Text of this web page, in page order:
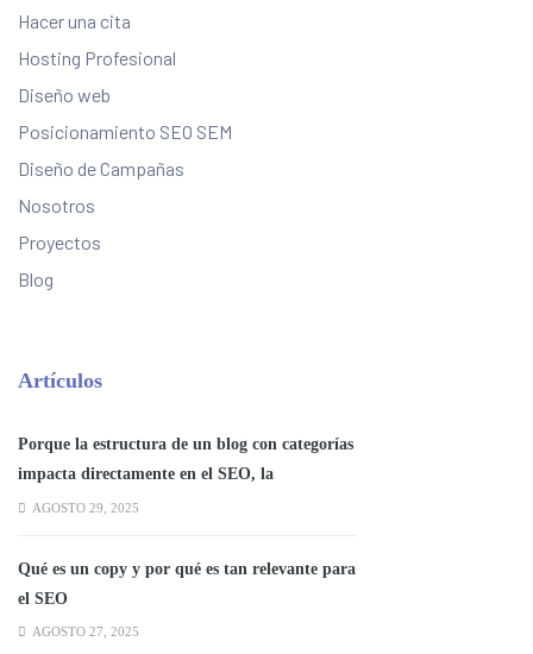
Hacer una cita
Hosting Profesional
Diseño web
Posicionamiento SEO SEM
Diseño de Campañas
Nosotros
Proyectos
Blog
Artículos
Porque la estructura de un blog con categorías
impacta directamente en el SEO, la
experiencia del usuario y la autoridad
AGOSTO 29, 2025
Qué es un copy y por qué es tan relevante para
el SEO
AGOSTO 27, 2025